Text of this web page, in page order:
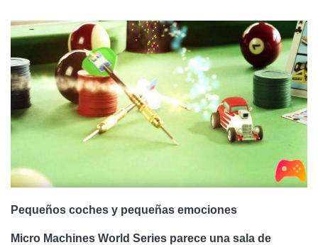
Pequeños coches y pequeñas emociones
Micro Machines World Series parece una sala de